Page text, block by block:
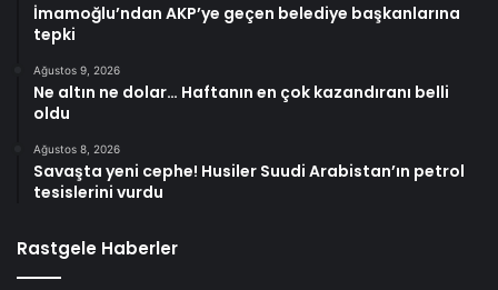
İmamoğlu’ndan AKP’ye geçen belediye başkanlarına
tepki
Ağustos 9, 2026
Ne altın ne dolar… Haftanın en çok kazandıranı belli
oldu
Ağustos 8, 2026
Savaşta yeni cephe! Husiler Suudi Arabistan’ın petrol
tesislerini vurdu
Rastgele Haberler